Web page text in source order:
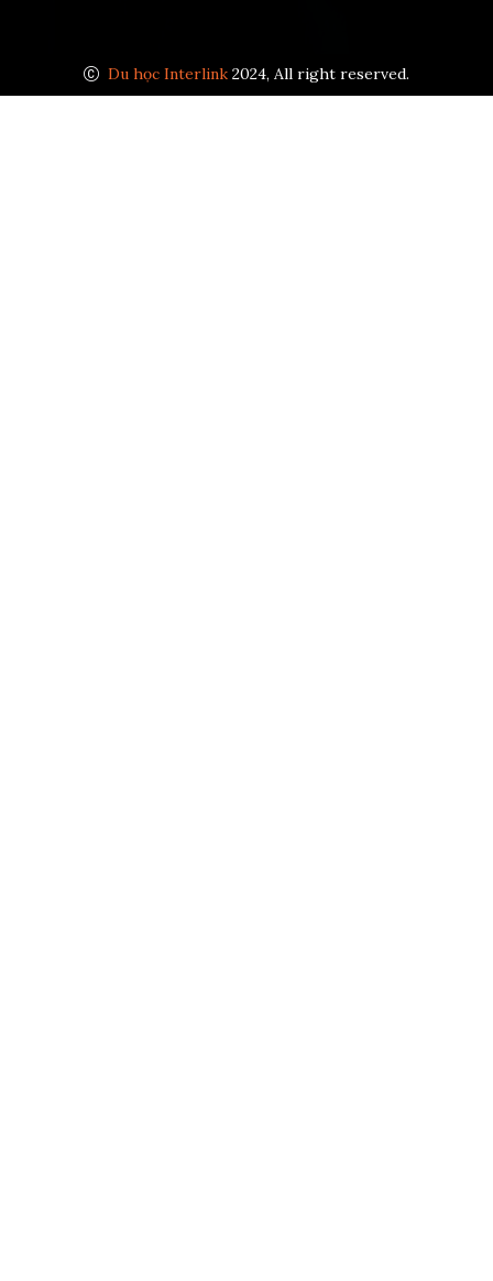
Du học Interlink 2024, All right reserved.